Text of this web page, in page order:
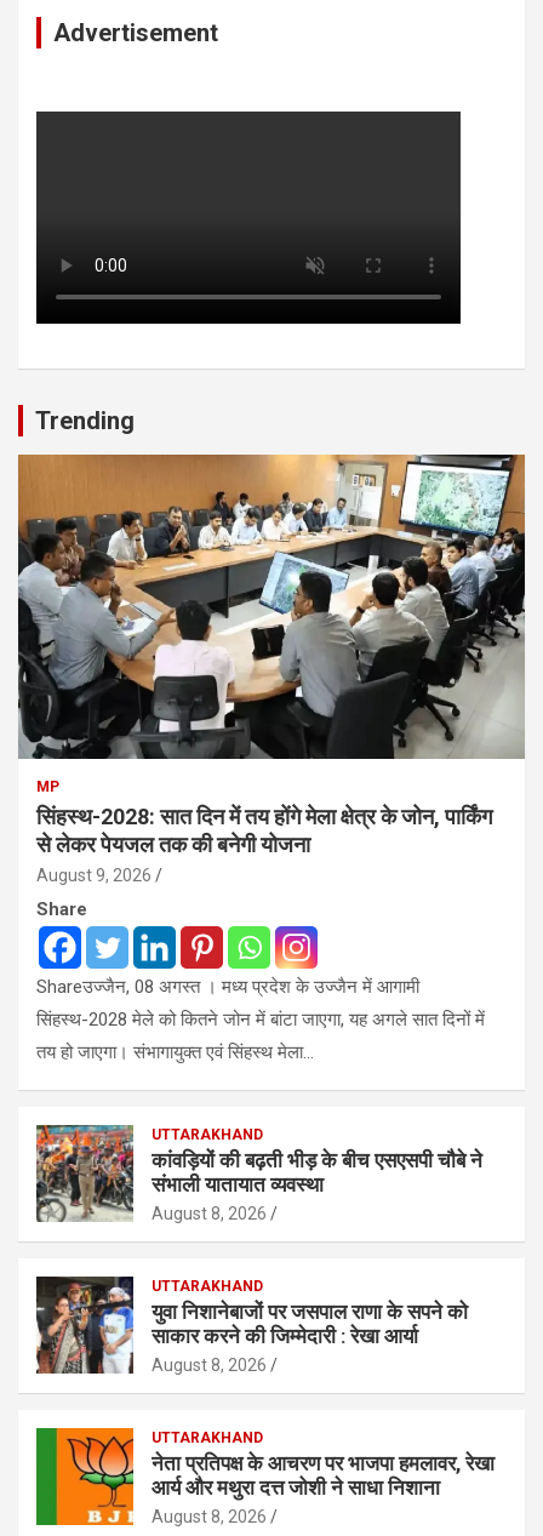
Advertisement
Trending
MP
सिंहस्थ-2028: सात दिन में तय होंगे मेला क्षेत्र के जोन, पार्किंग
से लेकर पेयजल तक की बनेगी योजना
August 9, 2026
Share
Shareउज्जैन, 08 अगस्त । मध्य प्रदेश के उज्जैन में आगामी
सिंहस्थ-2028 मेले को कितने जोन में बांटा जाएगा, यह अगले सात दिनों में
तय हो जाएगा। संभागायुक्त एवं सिंहस्थ मेला…
UTTARAKHAND
कांवड़ियों की बढ़ती भीड़ के बीच एसएसपी चाैबे ने
संभाली यातायात व्यवस्था
August 8, 2026
UTTARAKHAND
युवा निशानेबाजों पर जसपाल राणा के सपने को
साकार करने की जिम्मेदारी : रेखा आर्या
August 8, 2026
UTTARAKHAND
नेता प्रतिपक्ष के आचरण पर भाजपा हमलावर, रेखा
आर्य और मथुरा दत्त जोशी ने साधा निशाना
August 8, 2026